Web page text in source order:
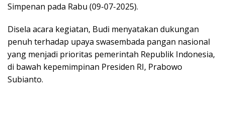
Simpenan pada Rabu (09-07-2025).
Disela acara kegiatan, Budi menyatakan dukungan
penuh terhadap upaya swasembada pangan nasional
yang menjadi prioritas pemerintah Republik Indonesia,
di bawah kepemimpinan Presiden RI, Prabowo
Subianto.